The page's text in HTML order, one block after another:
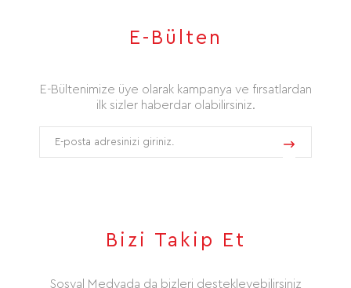
E-Bülten
E-Bültenimize üye olarak kampanya ve fırsatlardan
ilk sizler haberdar olabilirsiniz.
Bizi Takip Et
Sosyal Medyada da bizleri destekleyebilirsiniz